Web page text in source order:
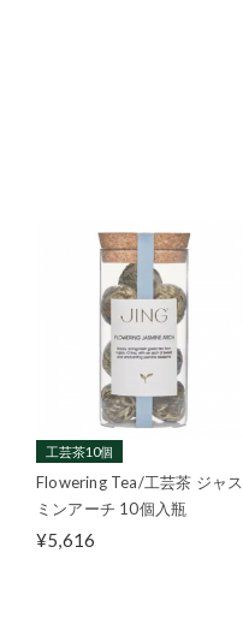
工芸茶10個
Flowering Tea/工芸茶 ジャス
ミンアーチ 10個入瓶
¥5,616